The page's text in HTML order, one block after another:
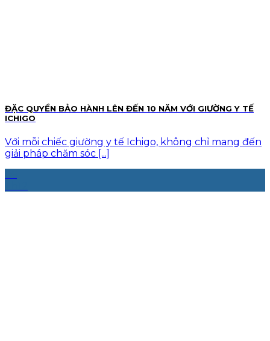
ĐẶC QUYỀN BẢO HÀNH LÊN ĐẾN 10 NĂM VỚI GIƯỜNG Y TẾ
ICHIGO
Với mỗi chiếc giường y tế Ichigo, không chỉ mang đến
giải pháp chăm sóc [...]